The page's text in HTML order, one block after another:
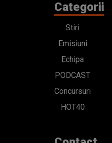
Categorii
Stiri
Emisiuni
Echipa
PODCAST
Concursuri
HOT40